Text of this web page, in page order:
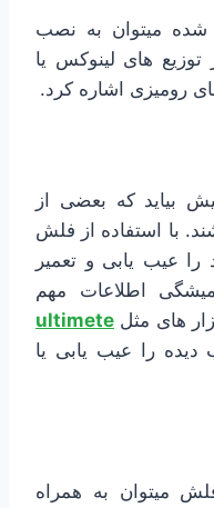
شده میتوان به نصب
های لینوکس یا
رومیزی اشاره کرد.
بیاید که بعضی از
با استفاده از فلش
عیب یابی و تعمیر
اطلاعات مهم
های مثل ultimete
را عیب یابی یا
میتوان به همراه